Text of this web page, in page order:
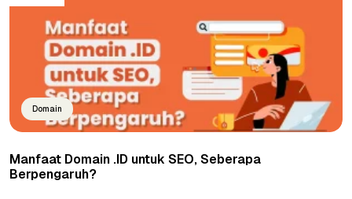
Domain
Manfaat Domain .ID untuk SEO, Seberapa
Berpengaruh?